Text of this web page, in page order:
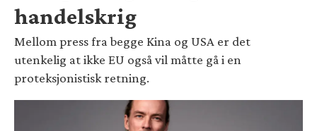
handelskrig
Mellom press fra begge Kina og USA er det
utenkelig at ikke EU også vil måtte gå i en
proteksjonistisk retning.